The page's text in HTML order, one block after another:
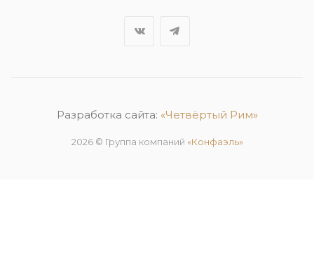
Разработка сайта: «Четвёртый Рим»
2026 © Группа компаний «Конфаэль»